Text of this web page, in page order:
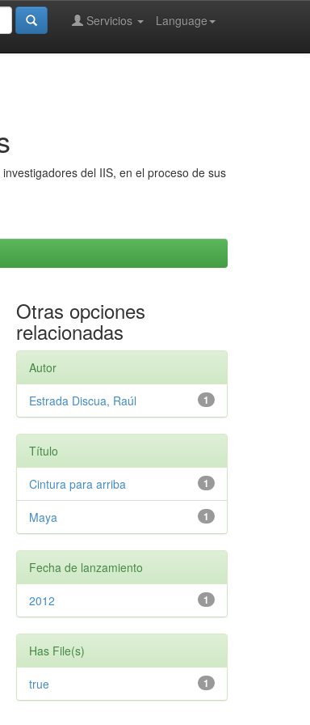
Language
Servicios
del IIS, en el proceso de sus
Otras opciones
relacionadas
Autor
1
Estrada Discua, Raúl
Título
1
Cintura para arriba
1
Maya
Fecha de lanzamiento
1
2012
Has File(s)
1
true